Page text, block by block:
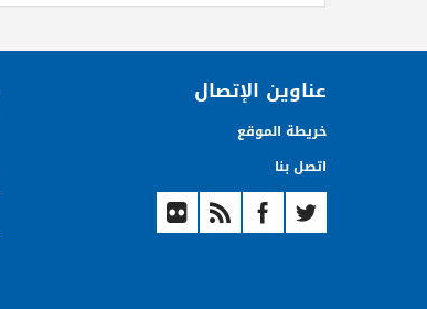
عناوين الإتصال
خريطة الموقع
اتصل بنا